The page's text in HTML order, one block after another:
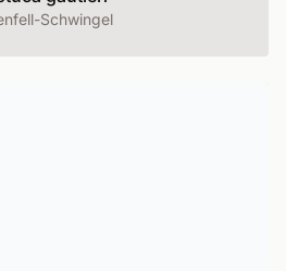
Schwingel